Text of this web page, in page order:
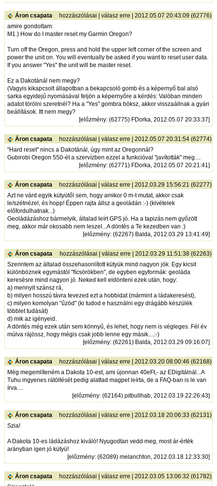
Áron csapata hozzászólásai |válasz erre | 2012.05.07 20:43:09 (62776)
amire gondoltam:
M1.) How do I master reset my Garmin Oregon?
Turn off the Oregon, press and hold the upper left corner of the screen and
power the unit on. You will eventually be asked if you want to reset user data.
If you answer "Yes" the unit will be master reset.
Ez a Dakotánál nem megy?
(Vagyis kikapcsolt állapotban a bekapcsoló gomb és a képernyő bal alsó
sarka egyidejű nyomásával feljön a képernyőre a kérdés: Valóban minden
adatot törölni szeretnél? Ha a "Yes" gombra böksz, akkor visszaállnak a gyári
beállítások. Itt nem megy?
[előzmény: (62775) FDorka, 2012.05.07 20:33:37]
Áron csapata hozzászólásai |válasz erre | 2012.05.07 20:31:54 (62774)
"Hard reset" nincs a Dakotánál, úgy mint az Oregonnál?
Gubirobi Oregon 550-ét a szervízben ezzel a funkcióval "javították" meg....
[előzmény: (62771) FDorka, 2012.05.07 20:21:41]
Áron csapata hozzászólásai |válasz erre | 2012.03.29 15:56:21 (62277)
Azt ne várd egyik kütyütől sem, hogy amikor 0 m-t mutat, akkor csak
le/szétnézel, és hopp! Éppen rajta állsz a geoládán :-) (kivételek
előfordulhatnak...)
Geoládázáshoz bármelyik, általad leírt GPS jó. Ha a tapizás nem győzött
meg, akkor már okosabb nem leszel...A döntés a Te kezedben van :)
[előzmény: (62267) Balda, 2012.03.29 13:41:49]
Áron csapata hozzászólásai |válasz erre | 2012.03.29 11:51:38 (62263)
Szerintem az általad összehasonlított kütyük mind nagyon jók. Egy kicsit
különböznek egymástól "fícsörökben", de egyben egyformák: geoláda
keresésre mind nagyon jó. Neked kell eldönteni ezek után, hogy:
a) mennyit szánsz rá,
b) milyen hosszú távra tevezed ezt a hobbidat (mármint a ládakeresést),
c) milyen komolyan "űzöd" (ki tudod e használni egy drágább készülék
többlet tudását)
d) mik az igényeid.
A döntés még ezek után sem könnyű, és lehet, hogy nem is végleges. Fél év
múlva rájössz, hogy mégis csak jobb lenne egy másik....:-)
[előzmény: (62261) Balda, 2012.03.29 09:16:07]
Áron csapata hozzászólásai |válasz erre | 2012.03.20 08:00:46 (62168)
Még megemlíteném a Dakota 10-est, ami újonnan 40eFt,- az EDigitálnál...A
Tuhu ingyenes rátöltését pedig alattad magpet leírta, de a FAQ-ban is le van
írva....
[előzmény: (62164) pitbullhab, 2012.03.19 22:26:43]
Áron csapata hozzászólásai |válasz erre | 2012.03.18 20:06:33 (62131)
Szia!
A Dakota 10-es ládázáshoz kiváló! Nyugodtan vedd meg, most ár-érték
arányban igen jó kütyü!
[előzmény: (62089) melanchton, 2012.03.18 12:33:30]
Áron csapata hozzászólásai |válasz erre | 2012.03.05 13:06:32 (61782)